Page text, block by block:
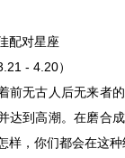
配对星座
- 4.20）
前无古人后无来者
达到高潮。在磨合
样，你们都会在这种